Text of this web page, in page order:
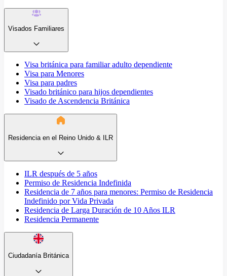
Visados Familiares
Visa británica para familiar adulto dependiente
Visa para Menores
Visa para padres
Visado británico para hijos dependientes
Visado de Ascendencia Británica
Residencia en el Reino Unido & ILR
ILR después de 5 años
Permiso de Residencia Indefinida
Residencia de 7 años para menores: Permiso de Residencia
Indefinido por Vida Privada
Residencia de Larga Duración de 10 Años ILR
Residencia Permanente
Ciudadanía Británica